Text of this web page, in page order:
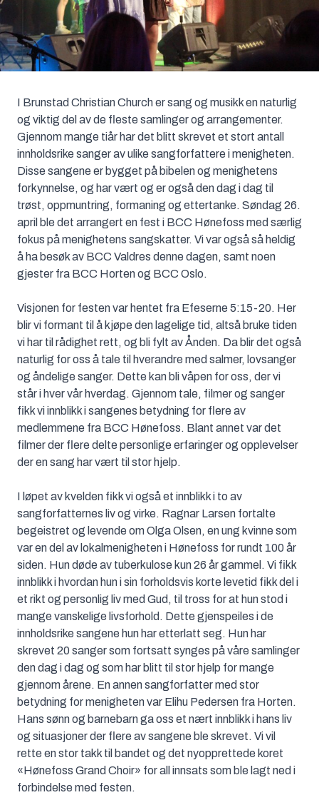
I Brunstad Christian Church er sang og musikk en naturlig
og viktig del av de fleste samlinger og arrangementer.
Gjennom mange tiår har det blitt skrevet et stort antall
innholdsrike sanger av ulike sangforfattere i menigheten.
Disse sangene er bygget på bibelen og menighetens
forkynnelse, og har vært og er også den dag i dag til
trøst, oppmuntring, formaning og ettertanke. Søndag 26.
april ble det arrangert en fest i BCC Hønefoss med særlig
fokus på menighetens sangskatter. Vi var også så heldig
å ha besøk av BCC Valdres denne dagen, samt noen
gjester fra BCC Horten og BCC Oslo.
Visjonen for festen var hentet fra Efeserne 5:15-20. Her
blir vi formant til å kjøpe den lagelige tid, altså bruke tiden
vi har til rådighet rett, og bli fylt av Ånden. Da blir det også
naturlig for oss å tale til hverandre med salmer, lovsanger
og åndelige sanger. Dette kan bli våpen for oss, der vi
står i hver vår hverdag. Gjennom tale, filmer og sanger
fikk vi innblikk i sangenes betydning for flere av
medlemmene fra BCC Hønefoss. Blant annet var det
filmer der flere delte personlige erfaringer og opplevelser
der en sang har vært til stor hjelp.
I løpet av kvelden fikk vi også et innblikk i to av
sangforfatternes liv og virke. Ragnar Larsen fortalte
begeistret og levende om Olga Olsen, en ung kvinne som
var en del av lokalmenigheten i Hønefoss for rundt 100 år
siden. Hun døde av tuberkulose kun 26 år gammel. Vi fikk
innblikk i hvordan hun i sin forholdsvis korte levetid fikk del i
et rikt og personlig liv med Gud, til tross for at hun stod i
mange vanskelige livsforhold. Dette gjenspeiles i de
innholdsrike sangene hun har etterlatt seg. Hun har
skrevet 20 sanger som fortsatt synges på våre samlinger
den dag i dag og som har blitt til stor hjelp for mange
gjennom årene. En annen sangforfatter med stor
betydning for menigheten var Elihu Pedersen fra Horten.
Hans sønn og barnebarn ga oss et nært innblikk i hans liv
og situasjoner der flere av sangene ble skrevet. Vi vil
rette en stor takk til bandet og det nyopprettede koret
«Hønefoss Grand Choir» for all innsats som ble lagt ned i
forbindelse med festen.